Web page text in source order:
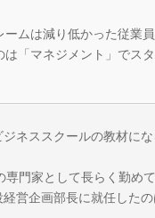
ムは減り低かった従業
「マネジメント」でス
ネススクールの教材に
門家として長らく勤め
営企画部長に就任したの